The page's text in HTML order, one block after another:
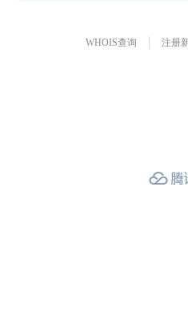
WHOIS查询 注册